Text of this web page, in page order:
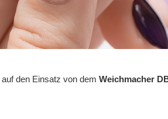
auf den Einsatz von demWeichmacher